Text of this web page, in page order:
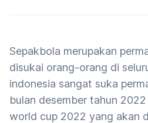
Sepakbola merupakan
disukai orang-orang di
indonesia sangat suka
bulan desember tahun
world cup 2022 yang akan